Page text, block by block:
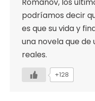
Romanov, los
podríamos decir
es que su vida y
una novela que de
reales.
+128